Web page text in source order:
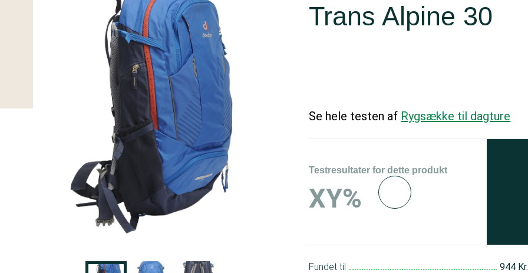
Trans Alpine 30
Se hele testen af Rygsække til dagture
Testresultater for dette produkt
XY%
Fundet til
944 Kr.